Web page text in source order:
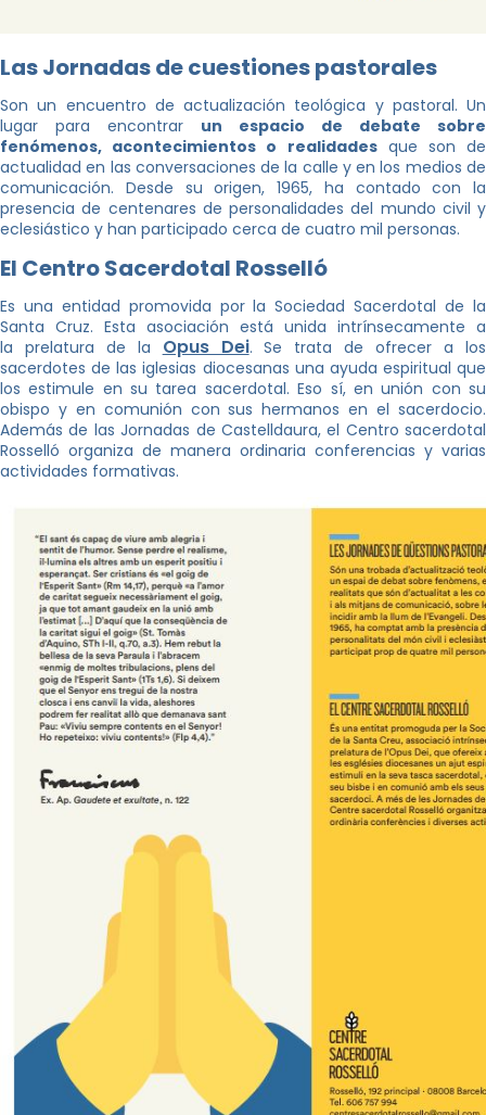
Las Jornadas de cuestiones pastorales
Son un encuentro de actualización teológica y pastoral. Un
lugar para encontrar un espacio de debate sobre
fenómenos, acontecimientos o realidadesque son de
actualidad en las conversaciones de la calle y en los medios de
comunicación. Desde su origen, 1965, ha contado con la
presencia de centenares de personalidades del mundo civil y
eclesiástico y han participado cerca de cuatro mil personas.
El Centro Sacerdotal Rosselló
Es una entidad promovida por la Sociedad Sacerdotal de la
Santa Cruz. Esta asociación está unida intrínsecamente a
la prelatura de la Opus Dei. Se trata de ofrecer a los
sacerdotes de las iglesias diocesanas una ayuda espiritual que
los estimule en su tarea sacerdotal. Eso sí, en unión con su
obispo y en comunión con sus hermanos en el sacerdocio.
Además de las Jornadas de Castelldaura, el Centro sacerdotal
Rosselló organiza de manera ordinaria conferencias y varias
actividades formativas.